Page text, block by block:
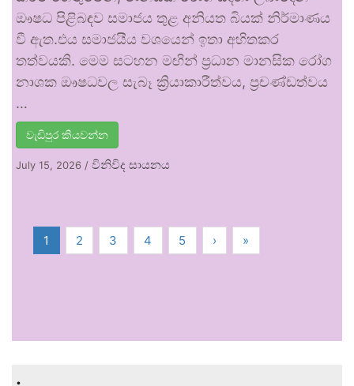
ඖෂධ පිළිබඳව සමාජය තුළ අනියත බියක් නිර්මාණය
වී ඇත.එය සමාජයීය වශයෙන් ඉතා අහිතකර
තත්වයකි. මෙම සටහන මඟින් ප්‍රධාන මානසික රෝග
නාශක ඖෂධවල සැබෑ ක්‍රියාකාරීත්වය, ප්‍රචණ්ඩත්වය
…
වැඩිපුර කියවන්න
July 15, 2026 / විනිවිද සායනය
1 2 3 4 5 › »
.